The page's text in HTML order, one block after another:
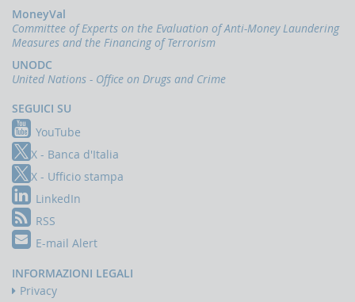
MoneyVal
Committee of Experts on the Evaluation of Anti-Money Laundering
Measures and the Financing of Terrorism
UNODC
United Nations - Office on Drugs and Crime
SEGUICI SU
YouTube
X - Banca d'Italia
X - Ufficio stampa
LinkedIn
RSS
E-mail Alert
INFORMAZIONI LEGALI
Privacy